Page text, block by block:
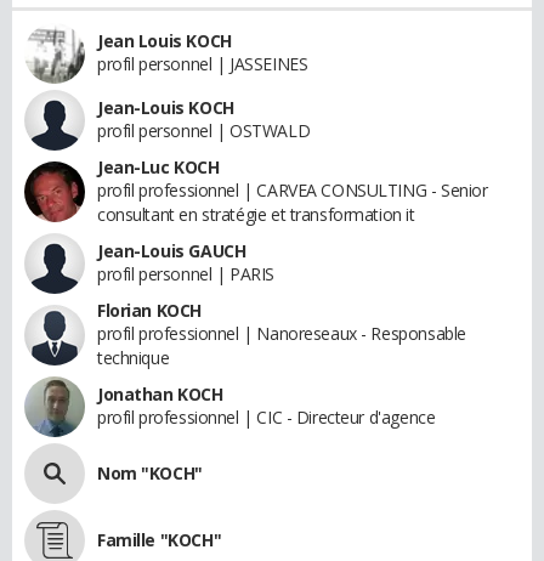
Jean Louis KOCH
profil personnel | JASSEINES
Jean-Louis KOCH
profil personnel | OSTWALD
Jean-Luc KOCH
profil professionnel | CARVEA CONSULTING - Senior
consultant en stratégie et transformation it
Jean-Louis GAUCH
profil personnel | PARIS
Florian KOCH
profil professionnel | Nanoreseaux - Responsable
technique
Jonathan KOCH
profil professionnel | CIC - Directeur d'agence
Nom "KOCH"
Famille "KOCH"